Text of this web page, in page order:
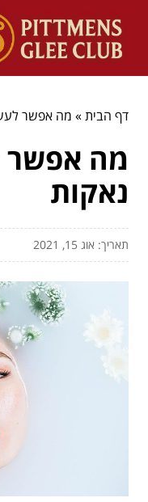
דף הבית» מה אפשר
מה אפשר
נאקות
תאריך: אוג 15, 2021